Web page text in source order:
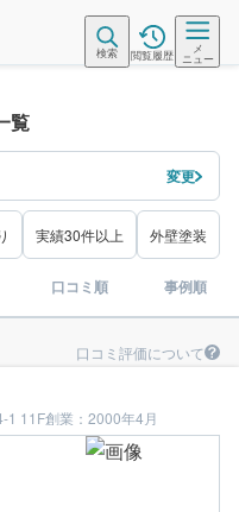
検索 閲覧履歴
メ
ニュー
覧
変更
実績30件以上 外壁塗装
口コミ順 事例順
口コミ評価について
1 11F創業：2000年4月